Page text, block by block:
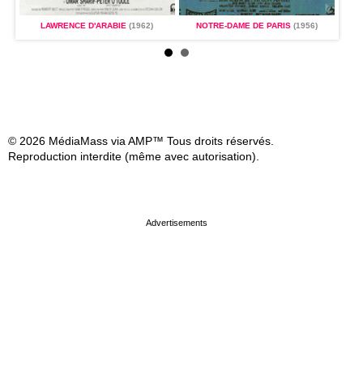
LAWRENCE D'ARABIE (1962) NOTRE-DAME DE PARIS(1956)
© 2026 MédiaMass via AMP™ Tous droits réservés.
Reproduction interdite (même avec autorisation).